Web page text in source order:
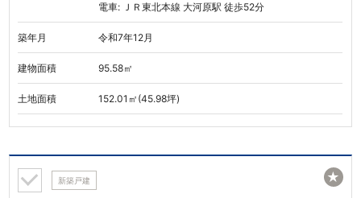
電車: ＪＲ東北本線 大河原駅 徒歩52分
築年月 令和7年12月
建物面積 95.58㎡
土地面積 152.01㎡(45.98坪)
新築戸建 ★